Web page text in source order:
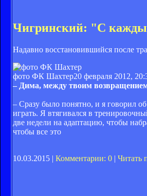
Чигринский: "С
Надавно восстановившийся после
фото ФК Шахтер20 февраля 2012,
– Дима, между твоим
– Сразу было понятно, и я говорил
играть. Я втягивался в
две недели на адаптацию, чтобы
чтобы все это
10.03.2015 | Комментарии: 0 | Читать